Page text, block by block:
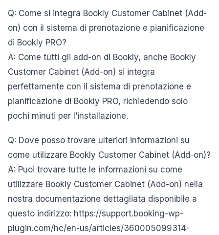
Q: Come si integra Bookly Customer Cabinet (Add-
on) con il sistema di prenotazione e pianificazione
di Bookly PRO?
A: Come tutti gli add-on di Bookly, anche Bookly
Customer Cabinet (Add-on) si integra
perfettamente con il sistema di prenotazione e
pianificazione di Bookly PRO, richiedendo solo
pochi minuti per l’installazione.
Q: Dove posso trovare ulteriori informazioni su
come utilizzare Bookly Customer Cabinet (Add-on)?
A: Puoi trovare tutte le informazioni su come
utilizzare Bookly Customer Cabinet (Add-on) nella
nostra documentazione dettagliata disponibile a
questo indirizzo: https://support.booking-wp-
plugin.com/hc/en-us/articles/360005099314-